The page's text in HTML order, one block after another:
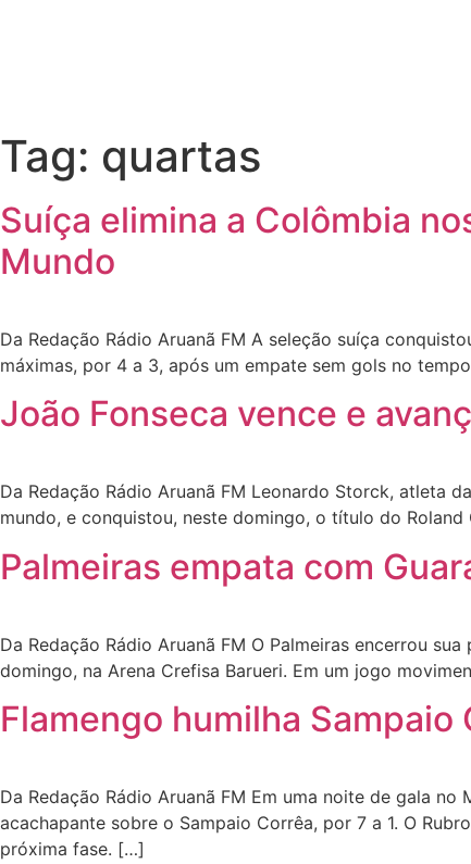
Tag: quartas
Suíça elimina a Colômbia
Mundo
Da Redação Rádio Aruanã FM A seleção suíça
máximas, por 4 a 3, após um empate sem gols no
João Fonseca vence e
Da Redação Rádio Aruanã FM Leonardo Storck, atleta
mundo, e conquistou, neste domingo, o título do
Palmeiras empata com
Da Redação Rádio Aruanã FM O Palmeiras encerrou
domingo, na Arena Crefisa Barueri. Em um jogo
Flamengo humilha
Da Redação Rádio Aruanã FM Em uma noite de gala
acachapante sobre o Sampaio Corrêa, por 7 a 1. O
próxima fase. […]